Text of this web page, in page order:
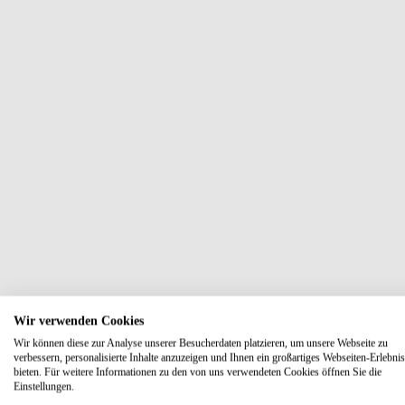
Wir verwenden Cookies
Wir können diese zur Analyse unserer Besucherdaten platzieren, um unsere Webseite zu
verbessern, personalisierte Inhalte anzuzeigen und Ihnen ein großartiges Webseiten-
bieten. Für weitere Informationen zu den von uns verwendeten Cookies öffnen Sie die
Einstellungen.